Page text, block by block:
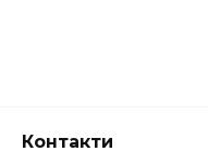
Контакти